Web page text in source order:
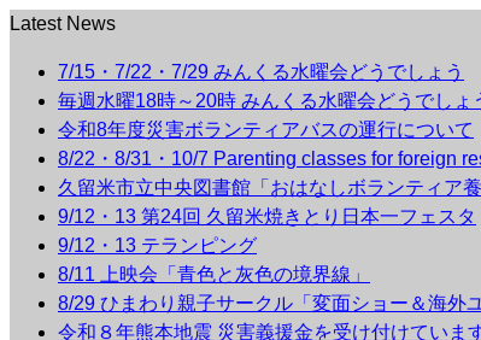
Latest News
7/15・7/22・7/29 みんくる水曜会どうでしょう
毎週水曜18時～20時 みんくる水曜会どうでしょ
令和8年度災害ボランティアバスの運行について
8/22・8/31・10/7 Parenting classes for foreign
久留米市立中央図書館「おはなしボランティア養
9/12・13 第24回 久留米焼きとり日本一フェスタ
9/12・13 テランピング
8/11 上映会「青色と灰色の境界線」
8/29 ひまわり親子サークル「変面ショー＆海外
令和８年熊本地震 災害義援金を受け付けていま